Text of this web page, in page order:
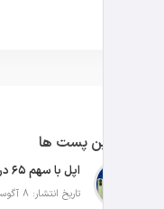
آخرین پست ها
تاریخ انتشار: 8 آگوست 2026